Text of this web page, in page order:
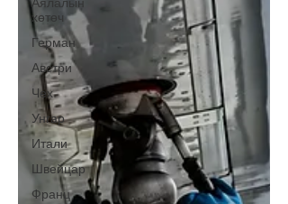
Аялалын
хөтөч
Герман
Австри
Чех
Унгар
Итали
Швейцар
Франц